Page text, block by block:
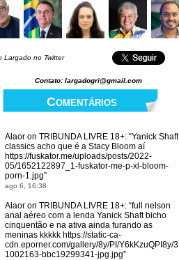
Largado no Twitter
Contato: largadogri@gmail.com
Comentários
Alaor on TRIBUNDA LIVRE 18+: “Yanick Shaft
classics acho que é a Stacy Bloom aí
https://fuskator.me/uploads/posts/2022-
05/1652122897_1-fuskator-me-p-xl-bloom-
porn-1.jpg”
ago 6, 16:38
Alaor on TRIBUNDA LIVRE 18+: “full nelson
anal aéreo com a lenda Yanick Shaft bicho
cinquentão e na ativa ainda furando as
meninas kkkkk https://static-ca-
cdn.eporner.com/gallery/8y/PI/Y6kKzuQPI8y/3
1002163-bbc19299341-jpg.jpg”